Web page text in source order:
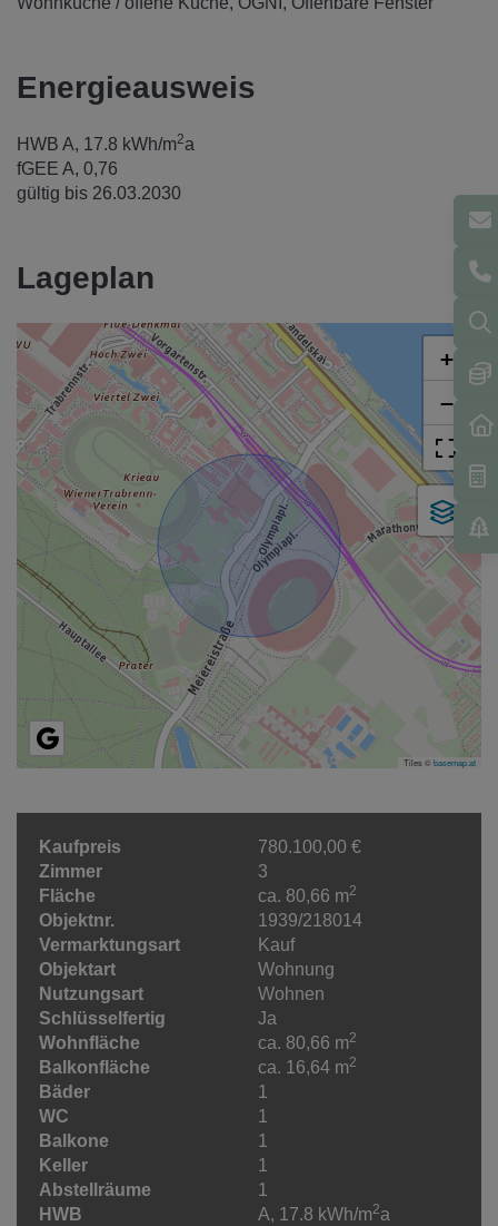
Energieausweis
HWB A, 17.8 kWh/m2a
fGEE A, 0,76
gültig bis 26.03.2030
Lageplan
+
−
Tiles ©basemap.at
Kaufpreis
780.100,00 €
Zimmer
3
Fläche
ca. 80,66 m2
Objektnr.
1939/218014
Vermarktungsart
Kauf
Objektart
Wohnung
Nutzungsart
Wohnen
Schlüsselfertig
Ja
Wohnfläche
ca. 80,66 m2
Balkonfläche ca. 16,64 m2
Bäder
1
WC
1
Balkone
1
Keller
1
Abstellräume
1
HWB
A, 17.8 kWh/m2a